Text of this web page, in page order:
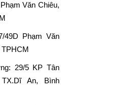
Văn Chiêu,
49D Phạm Văn
TPHCM
29/5 KP Tân
An, Bình